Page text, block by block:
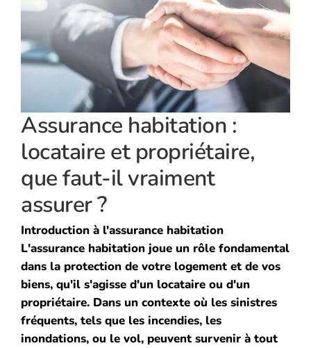
Assurance habitation :
locataire et propriétaire,
que faut-il vraiment
assurer ?
Introduction à l'assurance habitation
L'assurance habitation joue un rôle fondamental
dans la protection de votre logement et de vos
biens, qu'il s'agisse d'un locataire ou d'un
propriétaire. Dans un contexte où les sinistres
fréquents, tels que les incendies, les
inondations, ou le vol, peuvent survenir à tout